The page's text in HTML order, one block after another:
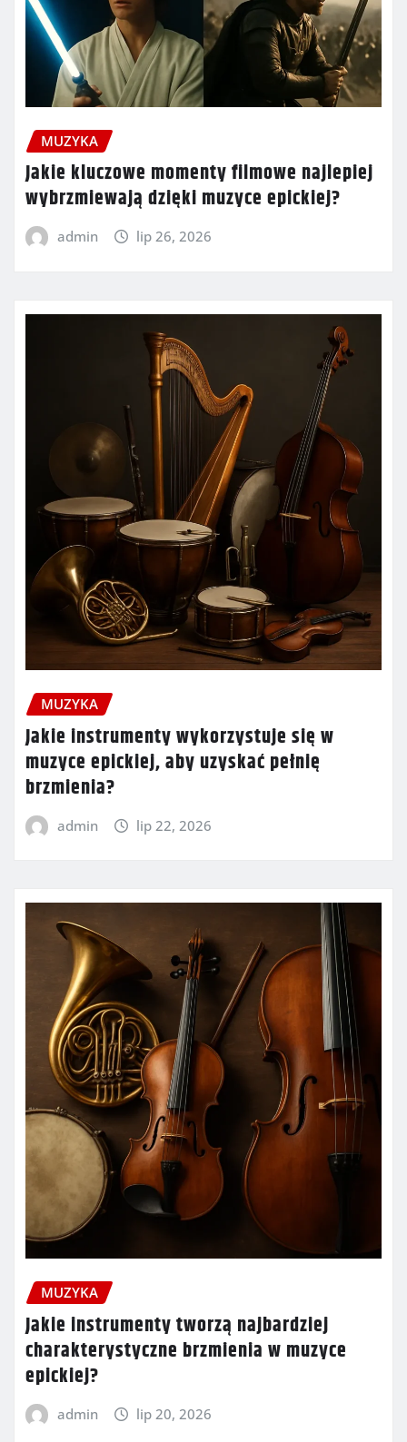
MUZYKA
Jakie kluczowe momenty filmowe najlepiej
wybrzmiewają dzięki muzyce epickiej?
admin lip 26, 2026
MUZYKA
Jakie instrumenty wykorzystuje się w
muzyce epickiej, aby uzyskać pełnię
brzmienia?
admin lip 22, 2026
MUZYKA
Jakie instrumenty tworzą najbardziej
charakterystyczne brzmienia w muzyce
epickiej?
admin lip 20, 2026